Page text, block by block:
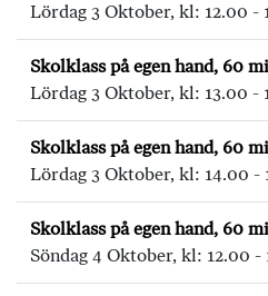
Lördag 3 Oktober, kl: 12.00 -
Skolklass på egen hand, 60
Lördag 3 Oktober, kl: 13.00 -
Skolklass på egen hand, 60
Lördag 3 Oktober, kl: 14.00 -
Skolklass på egen hand, 60
Söndag 4 Oktober, kl: 12.00 -